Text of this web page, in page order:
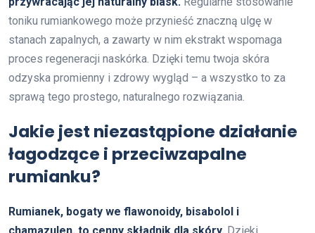
toniku rumiankowego może przynieść znaczną ulgę w
stanach zapalnych, a zawarty w nim ekstrakt wspomaga
proces regeneracji naskórka. Dzięki temu twoja skóra
odzyska promienny i zdrowy wygląd – a wszystko to za
sprawą tego prostego, naturalnego rozwiązania.
Jakie jest niezastąpione działanie
łagodzące i przeciwzapalne
rumianku?
Rumianek, bogaty we flawonoidy, bisabolol i